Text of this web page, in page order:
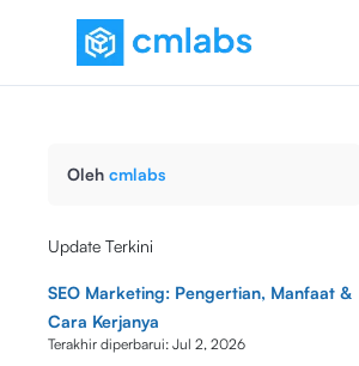
Oleh cmlabs
Update Terkini
SEO Marketing: Pengertian, Manfaat &
Cara Kerjanya
Terakhir diperbarui: Jul 2, 2026